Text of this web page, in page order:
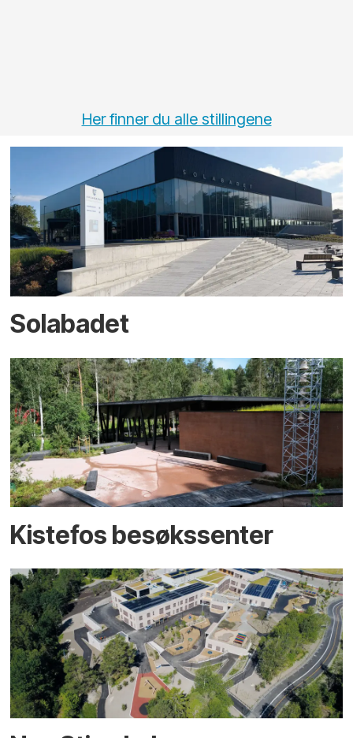
Her finner du alle stillingene
Solabadet
Kistefos besøkssenter